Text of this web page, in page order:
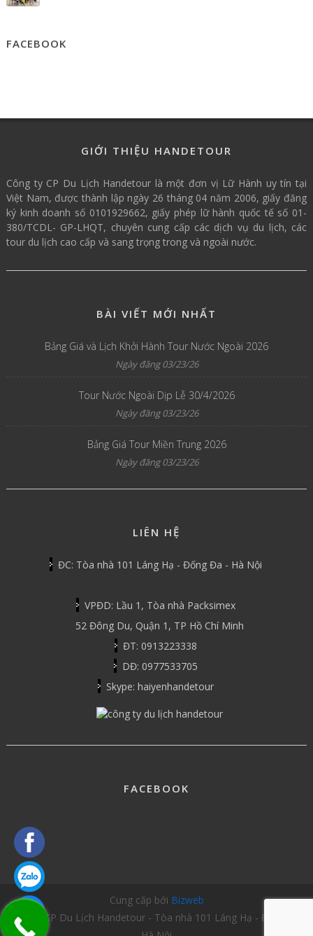
FACEBOOK
GIỚI THIỆU HANDETOUR
Công ty CP Du Lịch Handetour là một đơn vị Lữ Hành uy tín tại
Việt Nam, được thành lập ngày 26 tháng 04 năm 2006, giấy đăng
ký kinh doanh số 0101929662, giấy phép lữ hành quốc tế số 01-
380/TCDL- GP-LHQT, chuyên cung cấp các dịch vụ du lịch, các
tour du lịch cao cấp và sang trọng trong và ngoài nước.
BÀI VIẾT MỚI NHẤT
Bảng Giá và Lịch Khởi Hành Tour Nước Ngoài 2026
Ngày đăng 03/23/26
Tour Nước Ngoài Dịp Lễ 30/4/2026
Ngày đăng 03/23/26
Bảng Giá Tour Miền Trung 2026
Ngày đăng 03/23/26
LIÊN HỆ
ĐC: Tòa nhà 101 Láng Hạ - Đống Đa - Hà Nội
VPĐD: Lầu 1, Tòa nhà Packsimex
52 Đông Du, Quận 1, TP Hồ Chí Minh
ĐT: 0913223338
DĐ: 0977533705
Skype: haiyenhandetour
FACEBOOK
Cung cấp bởi Bizweb
Công ty CP Du Lịch Handetour - Tòa nhà 101 Láng Hạ - Đống Đa -